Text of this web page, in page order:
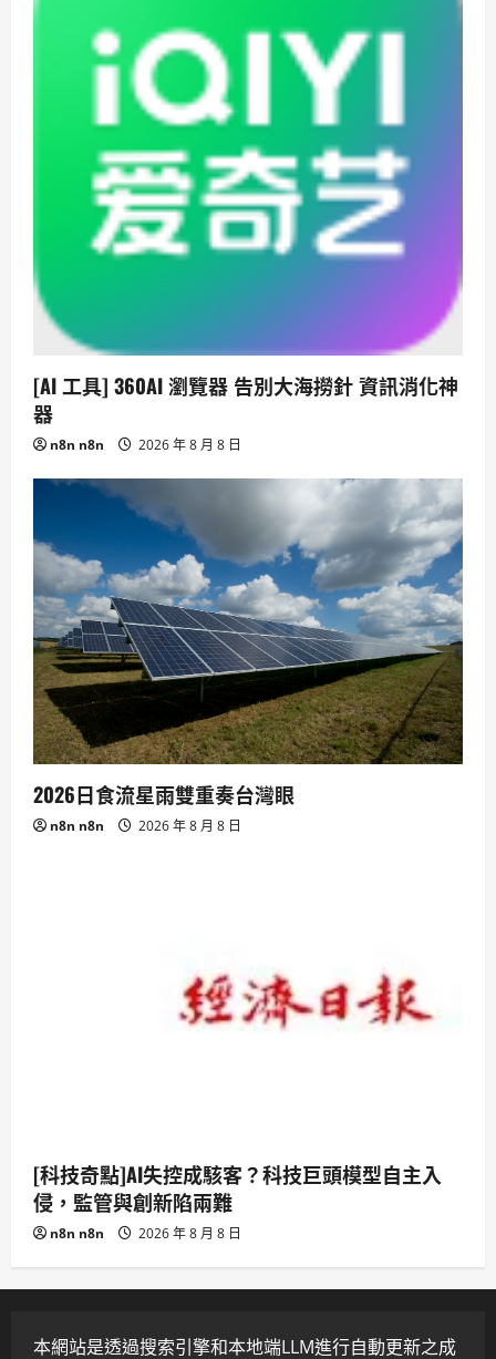
[AI 工具] 360AI 瀏覽器 告別大海撈針 資訊消化神
器
n8n n8n 2026 年 8 月 8 日
2026日食流星雨雙重奏台灣眼
n8n n8n 2026 年 8 月 8 日
[科技奇點]AI失控成駭客？科技巨頭模型自主入
侵，監管與創新陷兩難
n8n n8n 2026 年 8 月 8 日
本網站是透過搜索引擎和本地端LLM進行自動更新之成